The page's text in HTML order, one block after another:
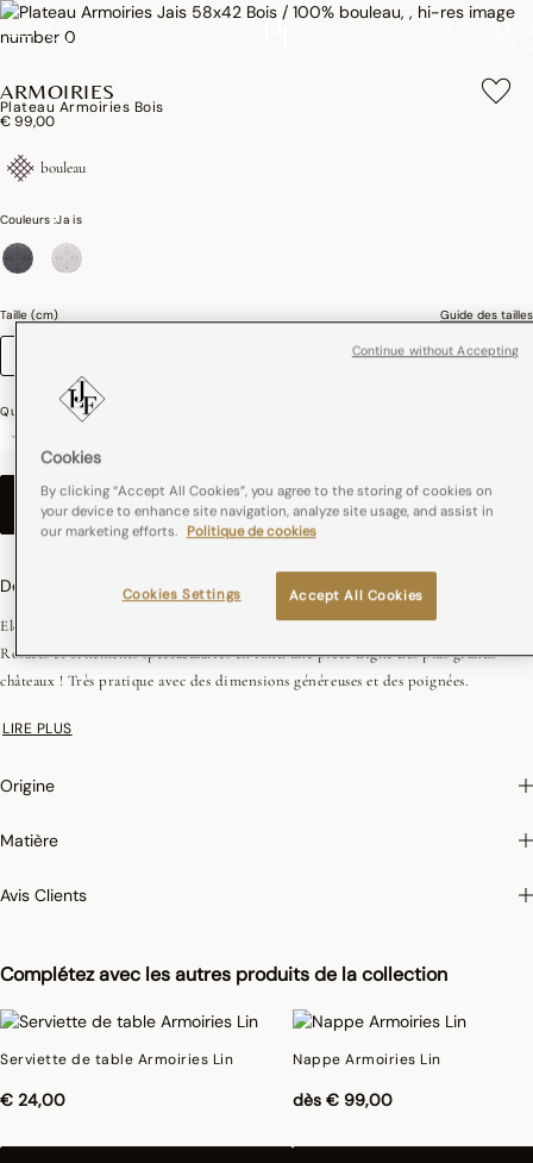
ARMOIRIES
Plateau Armoiries Bois
€ 99,00
bouleau
Couleurs :Jais
Taille (cm) Guide des tailles
Quantité
-
AJOUTER AU PANIER–€ 99,00
Complétez avec les autres produits de la collection
Serviette de table Armoiries Lin
€ 24,00
Nappe Armoiries Lin
dès € 99,00
Description
Elégant et intemporel ces plateaux en bois reflètent toute l?élégance à la française.
Rosaces et ornements spectaculaires en fond une pièce digne des plus grands
châteaux ! Très pratique avec des dimensions généreuses et des poignées.
58x52 cm
LIRE PLUS
Origine
Matière
Avis Clients
Cookies
By clicking “Accept All Cookies”, you agree to the storing of cookies on
your device to enhance site navigation, analyze site usage, and assist in
our marketing efforts. Politique de cookies
Accept All Cookies
Cookies Settings
Continue without Accepting